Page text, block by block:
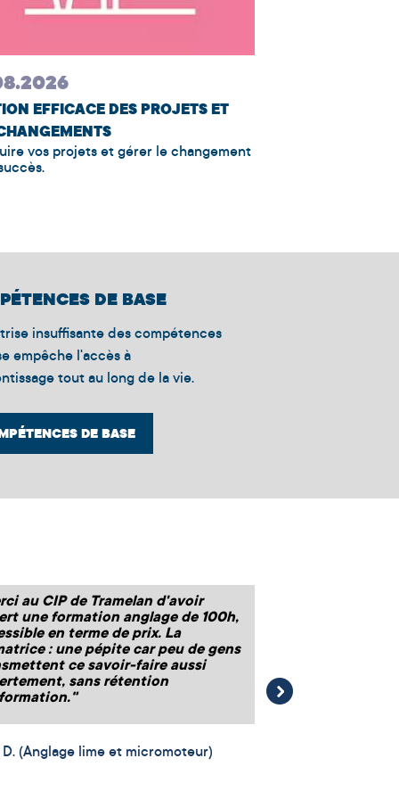
EFFICACE DES PROJETS ET
vos projets et gérer le changement
DE BASE
insuffisante des compétences
empêche l'accès à
tout au long de la vie.
DE BASE
au CIP de Tramelan d'avoir
une formation anglage de 100h,
en terme de prix. La
: une pépite car peu de gens
ce savoir-faire aussi
sans rétention
D. (Anglage lime et micromoteur)
charge)